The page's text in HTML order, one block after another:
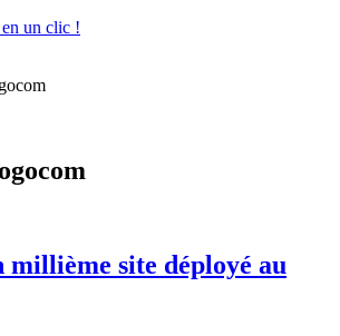
millième site déployé au